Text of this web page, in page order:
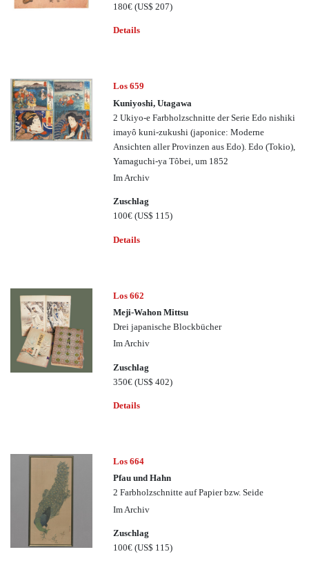
180€(US$ 207)
Details
Los 659
Kuniyoshi, Utagawa
2 Ukiyo-e Farbholzschnitte der Serie Edo nishiki
imayô kuni-zukushi (japonice: Moderne
Ansichten aller Provinzen aus Edo). Edo (Tokio),
Yamaguchi-ya Tôbei, um 1852
Im Archiv
Zuschlag
100€(US$ 115)
Details
Los 662
Meji-Wahon Mittsu
Drei japanische Blockbücher
Im Archiv
Zuschlag
350€(US$ 402)
Details
Los 664
Pfau und Hahn
2 Farbholzschnitte auf Papier bzw. Seide
Im Archiv
Zuschlag
100€(US$ 115)